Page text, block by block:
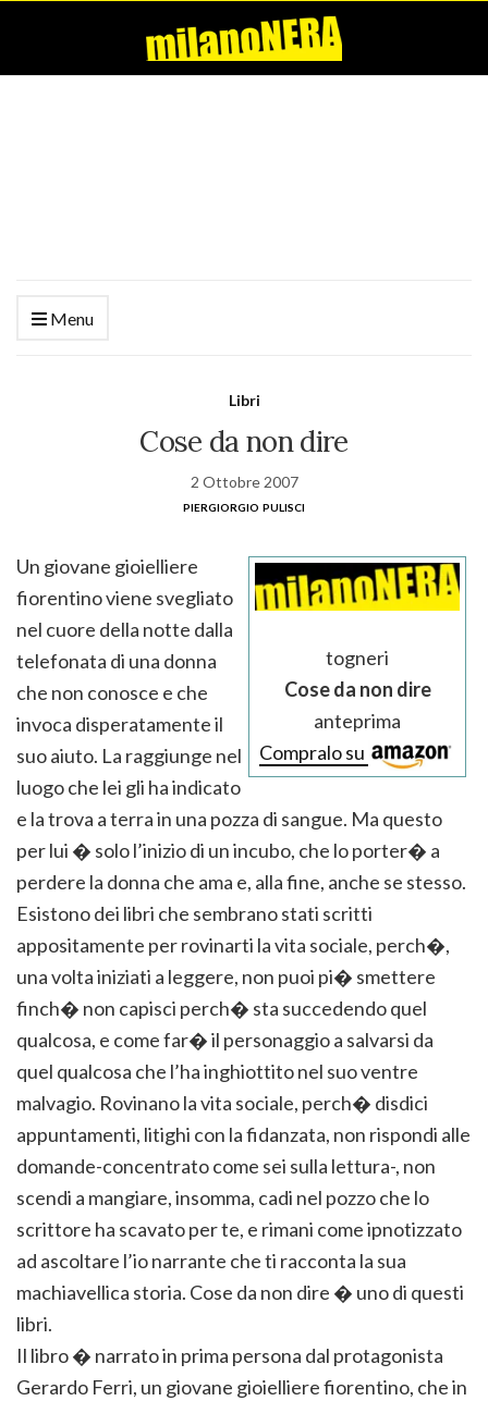
Menu
Libri
Cose da non dire
2 Ottobre 2007
piergiorgio pulisci
togneri
Cose da non dire
anteprima
Compralo su
Un giovane gioielliere
fiorentino viene svegliato
nel cuore della notte dalla
telefonata di una donna
che non conosce e che
invoca disperatamente il
suo aiuto. La raggiunge nel
luogo che lei gli ha indicato
e la trova a terra in una pozza di sangue. Ma questo
per lui � solo l’inizio di un incubo, che lo porter� a
perdere la donna che ama e, alla fine, anche se stesso.
Esistono dei libri che sembrano stati scritti
appositamente per rovinarti la vita sociale, perch�,
una volta iniziati a leggere, non puoi pi� smettere
finch� non capisci perch� sta succedendo quel
qualcosa, e come far� il personaggio a salvarsi da
quel qualcosa che l’ha inghiottito nel suo ventre
malvagio. Rovinano la vita sociale, perch� disdici
appuntamenti, litighi con la fidanzata, non rispondi alle
domande-concentrato come sei sulla lettura-, non
scendi a mangiare, insomma, cadi nel pozzo che lo
scrittore ha scavato per te, e rimani come ipnotizzato
ad ascoltare l’io narrante che ti racconta la sua
machiavellica storia. Cose da non dire � uno di questi
libri.
Il libro � narrato in prima persona dal protagonista
Gerardo Ferri, un giovane gioielliere fiorentino, che in